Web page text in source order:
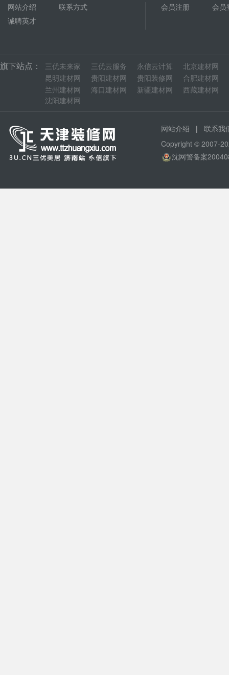
网站介绍
联系方式
诚聘英才
会员注册 会员
旗下站点： 三优未来家 三优云服务 永信云计算 北京建材网
昆明建材网
贵阳建材网 贵阳装修网 合肥建材网
兰州建材网
海口建材网 新疆建材网 西藏建材网
沈阳建材网
网站介绍 | 联系我
Copyright © 2007-
沈网警备案